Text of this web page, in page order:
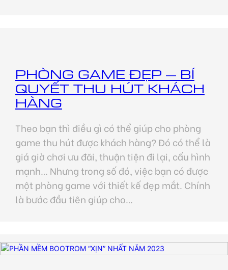
PHÒNG GAME ĐẸP – BÍ
QUYẾT THU HÚT KHÁCH
HÀNG
Theo bạn thì điều gì có thể giúp cho phòng
game thu hút được khách hàng? Đó có thể là
giá giờ chơi ưu đãi, thuận tiện đi lại, cấu hình
mạnh… Nhưng trong số đó, việc bạn có được
một phòng game với thiết kế đẹp mắt. Chính
là bước đầu tiên giúp cho…